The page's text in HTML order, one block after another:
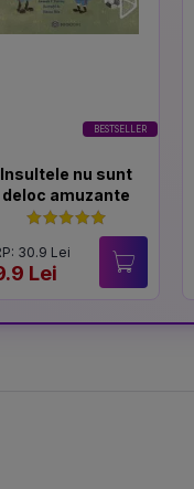
BESTSELLER
Insultele nu sunt
deloc amuzante
30.9 Lei
Lei